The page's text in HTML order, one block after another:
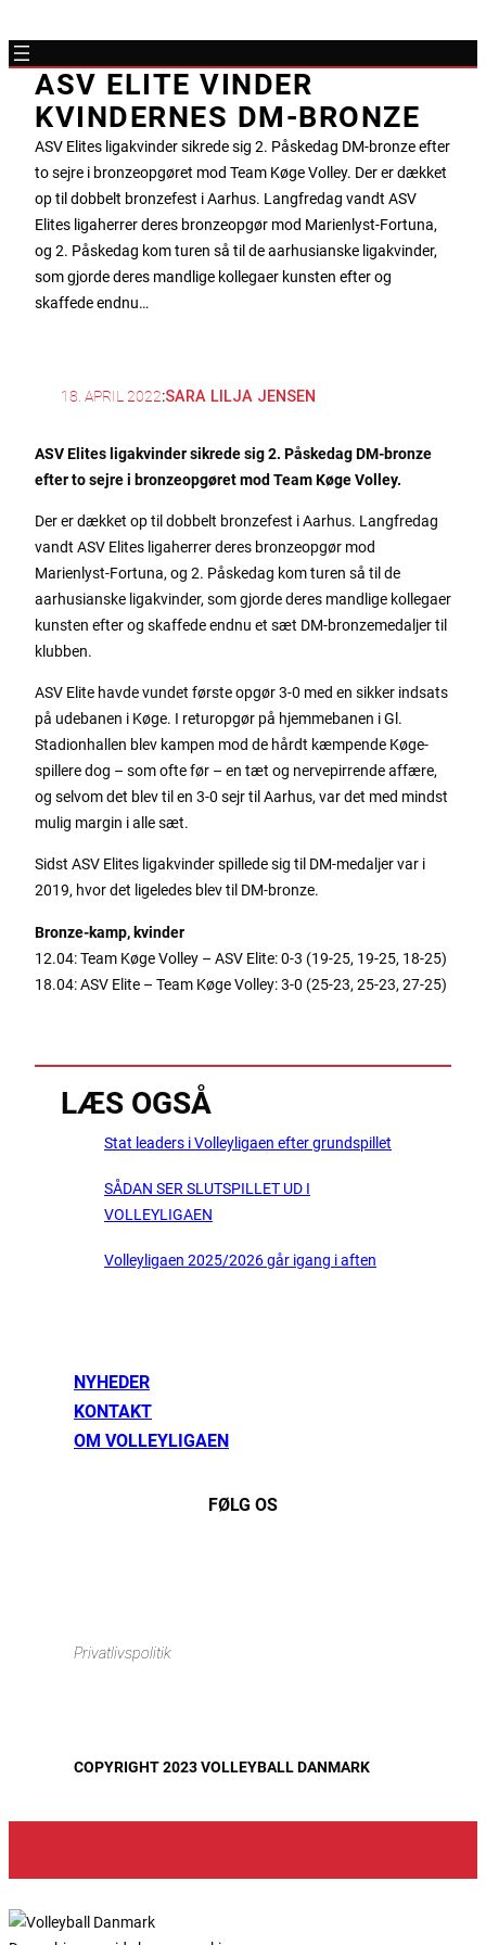
ASV ELITE VINDER
KVINDERNES DM-BRONZE
ASV Elites ligakvinder sikrede sig 2. Påskedag DM-bronze efter
to sejre i bronzeopgøret mod Team Køge Volley. Der er dækket
op til dobbelt bronzefest i Aarhus. Langfredag vandt ASV
Elites ligaherrer deres bronzeopgør mod Marienlyst-Fortuna,
og 2. Påskedag kom turen så til de aarhusianske ligakvinder,
som gjorde deres mandlige kollegaer kunsten efter og
skaffede endnu…
18. APRIL 2022:SARA LILJA JENSEN
ASV Elites ligakvinder sikrede sig 2. Påskedag DM-bronze
efter to sejre i bronzeopgøret mod Team Køge Volley.
Der er dækket op til dobbelt bronzefest i Aarhus. Langfredag
vandt ASV Elites ligaherrer deres bronzeopgør mod
Marienlyst-Fortuna, og 2. Påskedag kom turen så til de
aarhusianske ligakvinder, som gjorde deres mandlige kollegaer
kunsten efter og skaffede endnu et sæt DM-bronzemedaljer til
klubben.
ASV Elite havde vundet første opgør 3-0 med en sikker indsats
på udebanen i Køge. I returopgør på hjemmebanen i Gl.
Stadionhallen blev kampen mod de hårdt kæmpende Køge-
spillere dog – som ofte før – en tæt og nervepirrende affære,
og selvom det blev til en 3-0 sejr til Aarhus, var det med mindst
mulig margin i alle sæt.
Sidst ASV Elites ligakvinder spillede sig til DM-medaljer var i
2019, hvor det ligeledes blev til DM-bronze.
Bronze-kamp, kvinder
12.04: Team Køge Volley – ASV Elite: 0-3 (19-25, 19-25, 18-25)
18.04: ASV Elite – Team Køge Volley: 3-0 (25-23, 25-23, 27-25)
LÆS OGSÅ
Stat leaders i Volleyligaen efter grundspillet
SÅDAN SER SLUTSPILLET UD I
VOLLEYLIGAEN
Volleyligaen 2025/2026 går igang i aften
NYHEDER
KONTAKT
OM VOLLEYLIGAEN
FØLG OS
Privatlivspolitik
COPYRIGHT 2023 VOLLEYBALL DANMARK